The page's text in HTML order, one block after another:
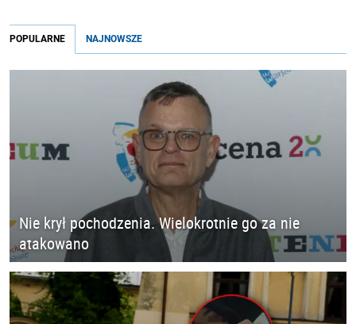
POPULARNE NAJNOWSZE
Nie krył pochodzenia. Wielokrotnie go za nie
atakowano